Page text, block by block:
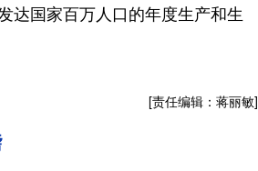
国家百万人口的年度生产和生
[责任编辑：蒋丽敏]